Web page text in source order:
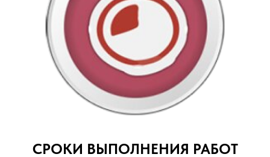
СРОКИ ВЫПОЛНЕНИЯ РАБОТ